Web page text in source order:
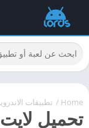
Home
/ تطبيقات